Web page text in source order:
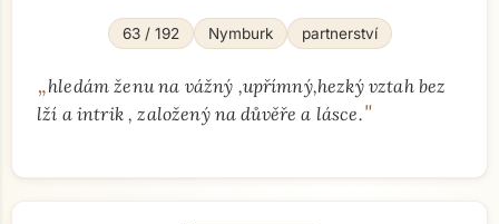
63 / 192 Nymburk partnerství
„hledám ženu na vážný ,upřímný,hezký vztah bez
lží a intrik , založený na důvěře a lásce."